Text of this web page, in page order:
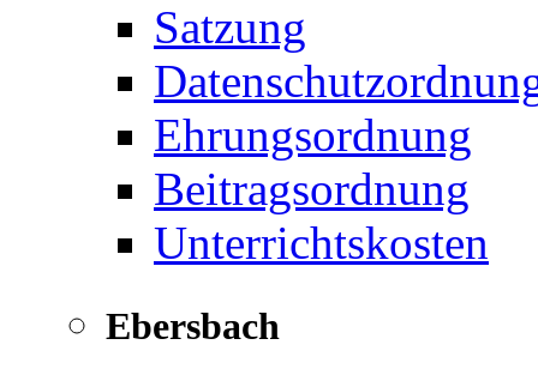
Satzung
Ehrungsordnung
Beitragsordnung
Unterrichtskosten
Ebersbach